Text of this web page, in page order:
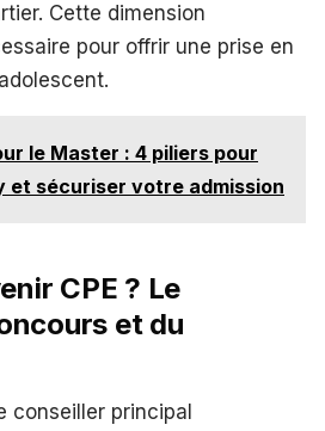
Cette dimension
pour offrir une prise en
le Master : 4 piliers pour
et sécuriser votre admission
CPE ? Le
et du
conseiller principal